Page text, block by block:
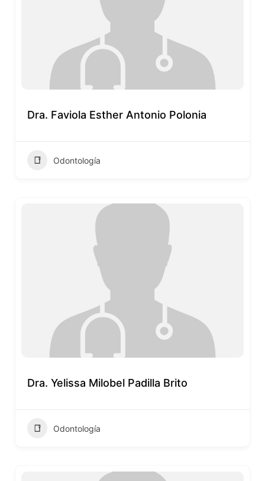
Dra. Faviola Esther Antonio Polonia
Odontología
Dra. Yelissa Milobel Padilla Brito
Odontología